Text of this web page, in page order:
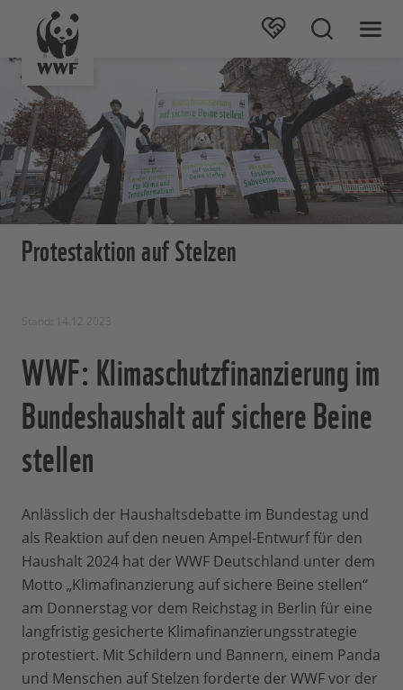
Protestaktion auf Stelzen
WWF: Klimaschutzfinanzierung im
Bundeshaushalt auf sichere Beine
stellen
Anlässlich der Haushaltsdebatte im Bundestag und
als Reaktion auf den neuen Ampel-Entwurf für den
Haushalt 2024 hat der WWF Deutschland unter dem
Motto „Klimafinanzierung auf sichere Beine stellen“
am Donnerstag vor dem Reichstag in Berlin für eine
langfristig gesicherte Klimafinanzierungsstrategie
protestiert. Mit Schildern und Bannern, einem Panda
und Menschen auf Stelzen forderte der WWF vor der